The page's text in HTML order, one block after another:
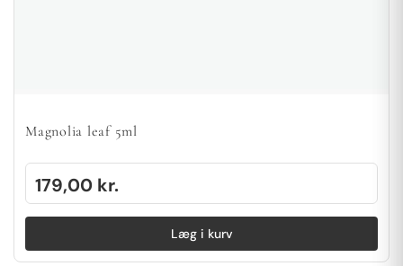
Magnolia leaf 5ml
179,00 kr.
Læg i kurv